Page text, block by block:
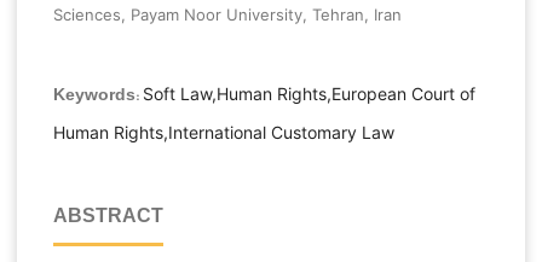
Sciences, Payam Noor University, Tehran, Iran
Keywords: Soft Law,Human Rights,European Court of
Human Rights,International Customary Law
ABSTRACT